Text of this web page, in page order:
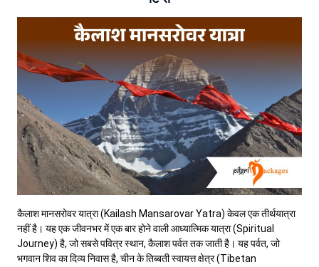
कैलाश मानसरोवर यात्रा (Kailash Mansarovar Yatra) केवल एक तीर्थयात्रा
नहीं है। यह एक जीवनभर में एक बार होने वाली आध्यात्मिक यात्रा (Spiritual
Journey) है, जो सबसे पवित्र स्थान, कैलाश पर्वत तक जाती है। यह पर्वत, जो
भगवान शिव का दिव्य निवास है, चीन के तिब्बती स्वायत्त क्षेत्र (Tibetan